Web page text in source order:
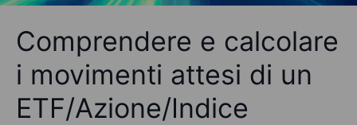
Comprendere e calcolare
i movimenti attesi di un
ETF/Azione/Indice